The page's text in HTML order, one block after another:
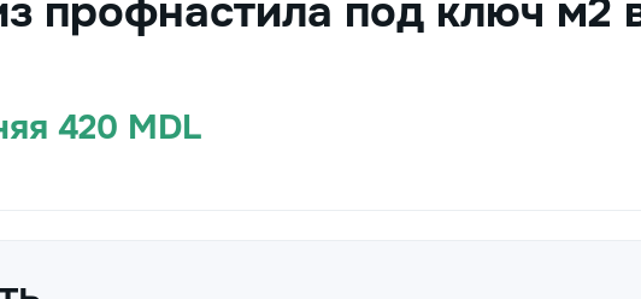
профнастила под ключ м2
420 MDL